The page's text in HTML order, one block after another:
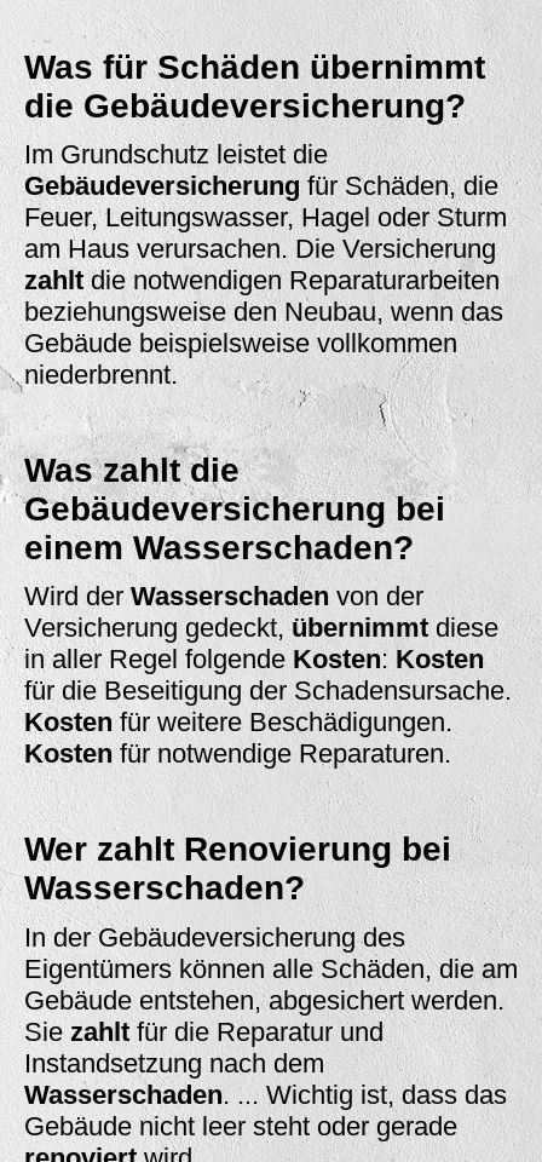
Was für Schäden übernimmt
die Gebäudeversicherung?
Im Grundschutz leistet die
Gebäudeversicherungfür Schäden, die
Feuer, Leitungswasser, Hagel oder Sturm
am Haus verursachen. Die Versicherung
zahltdie notwendigen Reparaturarbeiten
beziehungsweise den Neubau, wenn das
Gebäude beispielsweise vollkommen
niederbrennt.
Was zahlt die
Gebäudeversicherung bei
einem Wasserschaden?
Wird derWasserschaden von der
Versicherung gedeckt,übernimmtdiese
in aller Regel folgendeKosten: Kosten
für die Beseitigung der Schadensursache.
Kostenfür weitere Beschädigungen.
Kostenfür notwendige Reparaturen.
Wer zahlt Renovierung bei
Wasserschaden?
In der Gebäudeversicherung des
Eigentümers können alle Schäden, die am
Gebäude entstehen, abgesichert werden.
Siezahltfür die Reparatur und
Instandsetzung nach dem
Wasserschaden. ... Wichtig ist, dass das
Gebäude nicht leer steht oder gerade